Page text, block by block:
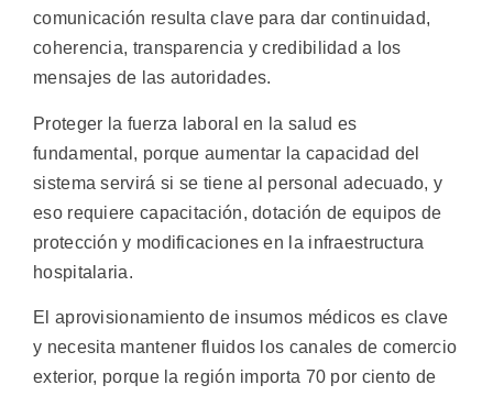
comunicación resulta clave para dar continuidad,
coherencia, transparencia y credibilidad a los
mensajes de las autoridades.
Proteger la fuerza laboral en la salud es
fundamental, porque aumentar la capacidad del
sistema servirá si se tiene al personal adecuado, y
eso requiere capacitación, dotación de equipos de
protección y modificaciones en la infraestructura
hospitalaria.
El aprovisionamiento de insumos médicos es clave
y necesita mantener fluidos los canales de comercio
exterior, porque la región importa 70 por ciento de